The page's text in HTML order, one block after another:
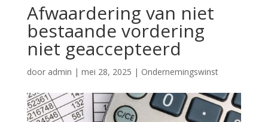
Afwaardering van niet
bestaande vordering
niet geaccepteerd
door admin | mei 28, 2025 | Ondernemingswinst